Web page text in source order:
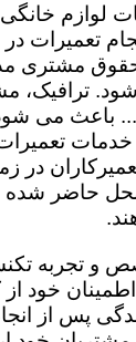
لوازم
تعمیرات
مشتری
ترافیک،
باعث می
حاضر شده
و تجربه
خود
پس از